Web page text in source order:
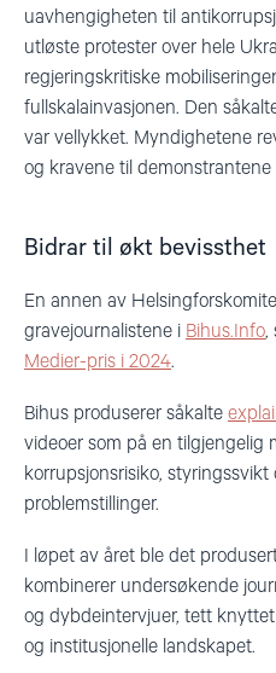
uavhengigheten til
utløste protester over hele
regjeringskritiske
fullskalainvasjonen. Den
var vellykket. Myndighetene
og kravene til
Bidrar til økt bevissthet
En annen av
gravejournalistene i Bihus.Info,
Medier-pris i 2024.
Bihus produserer såkalte
videoer som på en tilgjengelig
korrupsjonsrisiko,
problemstillinger.
I løpet av året ble det
kombinerer undersøkende
og dybdeintervjuer, tett
og institusjonelle landskapet.